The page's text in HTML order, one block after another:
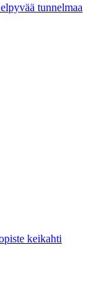
tunnelmaa
keikahti